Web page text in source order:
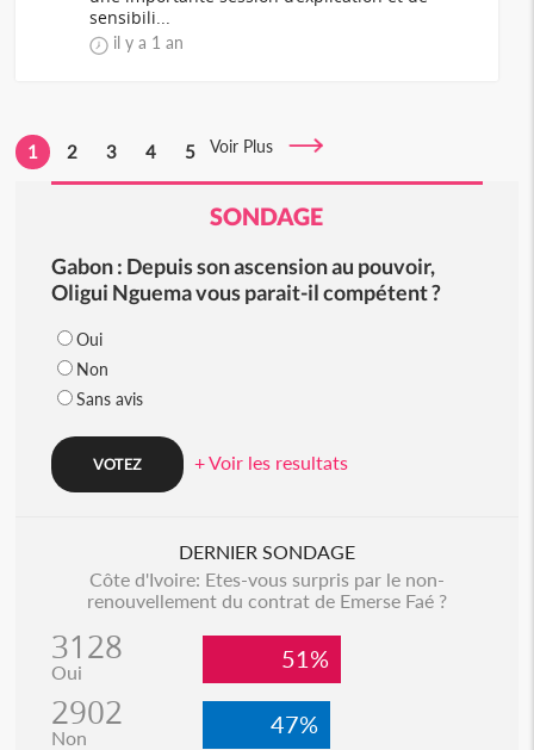
sensibili...
il y a 1 an
1 2 3 4 5 Voir Plus
SONDAGE
Gabon : Depuis son ascension au pouvoir,
Oligui Nguema vous parait-il compétent ?
Oui
Non
Sans avis
+ Voir les resultats
DERNIER SONDAGE
Côte d'Ivoire: Etes-vous surpris par le non-
renouvellement du contrat de Emerse Faé ?
3128
Oui 51%
2902
Non 47%